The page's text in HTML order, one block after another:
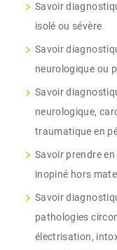
Savoir
isolé ou sévère
Savoir
neurologique ou
Savoir
neurologique,
traumatique en
Savoir prendre
inopiné hors
Savoir
pathologies
électrisation,